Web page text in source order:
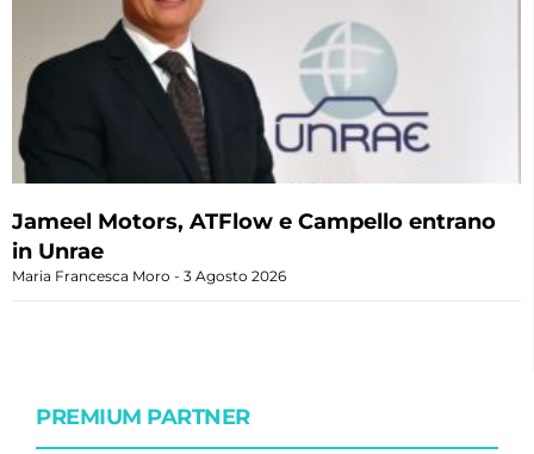
Jameel Motors, ATFlow e Campello entrano
in Unrae
Maria Francesca Moro 3 Agosto 2026
PREMIUM PARTNER